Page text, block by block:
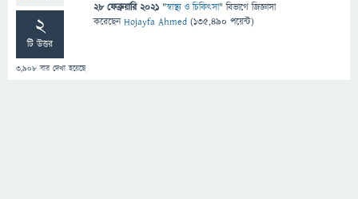
2
টি উত্তর
3,908 বার দেখা হয়েছে
28 ফেব্রুয়ারি 2021 "স্বাস্থ্য ও চিকিৎসা" বিভাগে জিজ্ঞাসা
করেছেনHojayfa Ahmed (135,490 পয়েন্ট)